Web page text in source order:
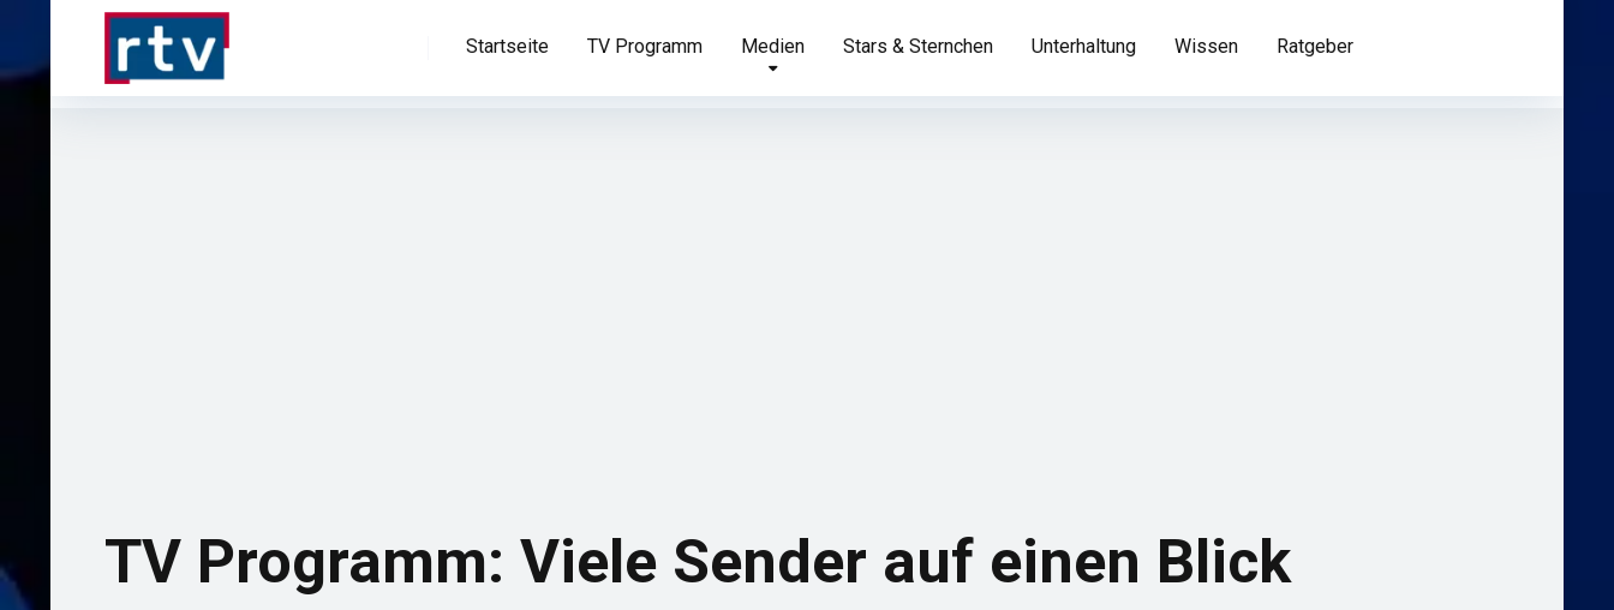
Startseite TV Programm Medien Stars & Sternchen Unterhaltung Wissen Ratgeber
TV Programm: Viele Sender auf einen Blick